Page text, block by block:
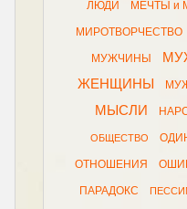
ЛЮДИ МЕЧТЫ и
МИРОТВОРЧЕСТВО
МУЖЧИНЫ
ЖЕНЩИНЫ
МЫСЛИ
ОБЩЕСТВО
ОТНОШЕНИЯ
ПАРАДОКС